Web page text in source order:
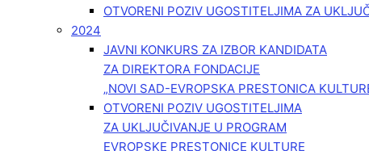
OTVORENI POZIV UGOSTITELJIMA ZA
2024
JAVNI KONKURS ZA IZBOR KANDIDATA
ZA DIREKTORA FONDACIJE
„NOVI SAD-EVROPSKA PRESTONICA
OTVORENI POZIV UGOSTITELJIMA
ZA UKLJUČIVANJE U PROGRAM
EVROPSKE PRESTONICE KULTURE